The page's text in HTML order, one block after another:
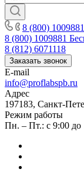
8 (800) 1009881
8 (800) 1009881
8 (812) 6071118
Заказать звонок
E-mail
info@proflabspb.ru
Адрес
197183, Санкт-
Режим работы
Пн. – Пт.: с 9:00 до